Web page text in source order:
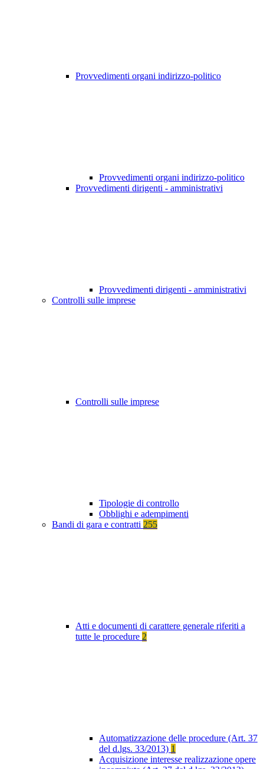
Provvedimenti organi indirizzo-politico
Provvedimenti organi indirizzo-politico
Provvedimenti dirigenti - amministrativi
Provvedimenti dirigenti - amministrativi
Controlli sulle imprese
Controlli sulle imprese
Tipologie di controllo
Obblighi e adempimenti
Bandi di gara e contratti 255
Atti e documenti di carattere generale riferiti a
tutte le procedure 2
Automatizzazione delle procedure (Art. 37
del d.lgs. 33/2013) 1
Acquisizione interesse realizzazione opere